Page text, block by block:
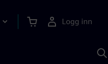
Logg inn